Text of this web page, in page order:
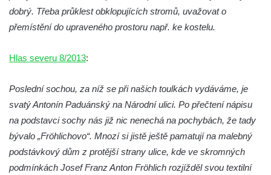
Socha svatého Jana Nepomuckého Na
Sochy brouků u Mlýnské stoky v Českých
Socha svatého Vincence Ferrerského na
nádvoří kláštera dominikánů v Českých
Budějovicích
Socha svatého Zachariáše na nádvoří
kláštera dominikánů v Českých
Budějovicích
dobrý. Třeba průklest obklopujících stromů, uvažovat o
přemístění do upraveného prostoru např. ke kostelu.
Hlas severu 8/2013:
Poslední sochou, za níž se při našich toulkách vydáváme, je
svatý Antonín Paduánský na Národní ulici. Po přečtení nápisu
na podstavci sochy nás již nic nenechá na pochybách, že tady
bývalo „Fröhlichovo“. Mnozí si jistě ještě pamatují na malebný
podstávkový dům z protější strany ulice, kde ve skromných
podmínkách Josef Franz Anton Fröhlich rozjížděl svou textilní